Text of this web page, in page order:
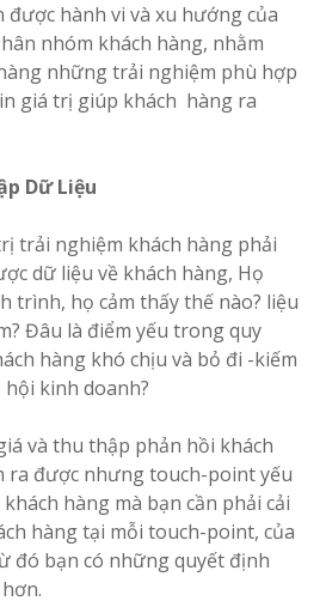
được hành vi và xu hướng của
nhóm khách hàng, nhằm
những trải nghiệm phù hợp
giá trị giúp khách hàng ra
Dữ Liệu
trải nghiệm khách hàng phải
dữ liệu về khách hàng, Họ
trình, họ cảm thấy thế nào? liệu
Đâu là điểm yếu trong quy
hàng khó chịu và bỏ đi -kiếm
kinh doanh?
và thu thập phản hồi khách
ra được nhưng touch-point yếu
hàng mà bạn cần phải cải
hàng tại mỗi touch-point, của
đó bạn có những quyết định